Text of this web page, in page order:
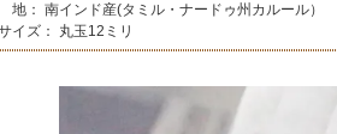
： 南インド産(タミル・ナードゥ州カルール）
イズ： 丸玉12ミリ